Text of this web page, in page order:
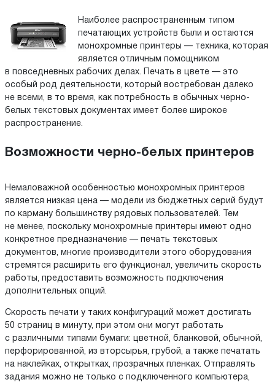
Наиболее распространенным типом
печатающих устройств были и остаются
монохромные принтеры — техника, которая
является отличным помощником
в повседневных рабочих делах. Печать в цвете — это
особый род деятельности, который востребован далеко
не всеми, в то время, как потребность в обычных черно-
белых текстовых документах имеет более широкое
распространение.
Возможности черно-белых принтеров
Немаловажной особенностью монохромных принтеров
является низкая цена — модели из бюджетных серий будут
по карману большинству рядовых пользователей. Тем
не менее, поскольку монохромные принтеры имеют одно
конкретное предназначение — печать текстовых
документов, многие производители этого оборудования
стремятся расширить его функционал, увеличить скорость
работы, предоставить возможность подключения
дополнительных опций.
Скорость печати у таких конфигураций может достигать
50 страниц в минуту, при этом они могут работать
с различными типами бумаги: цветной, бланковой, обычной,
перфорированной, из вторсырья, грубой, а также печатать
на наклейках, открытках, прозрачных пленках. Отправлять
задания можно не только с подключенного компьютера,